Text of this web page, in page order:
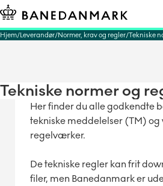
Hjem Leverandør Normer, krav og regler Tekniske
Tekniske normer og
Her finder du alle godkendte
tekniske meddelelser (TM) og
regelværker.
De tekniske regler kan frit
filer, men Banedanmark er